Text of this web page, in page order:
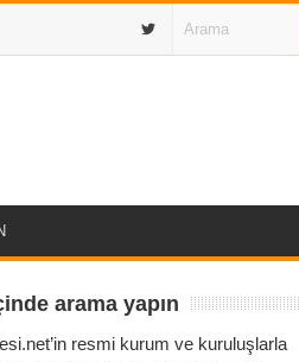
arama yapın
resmi kurum ve kuruluşlarla